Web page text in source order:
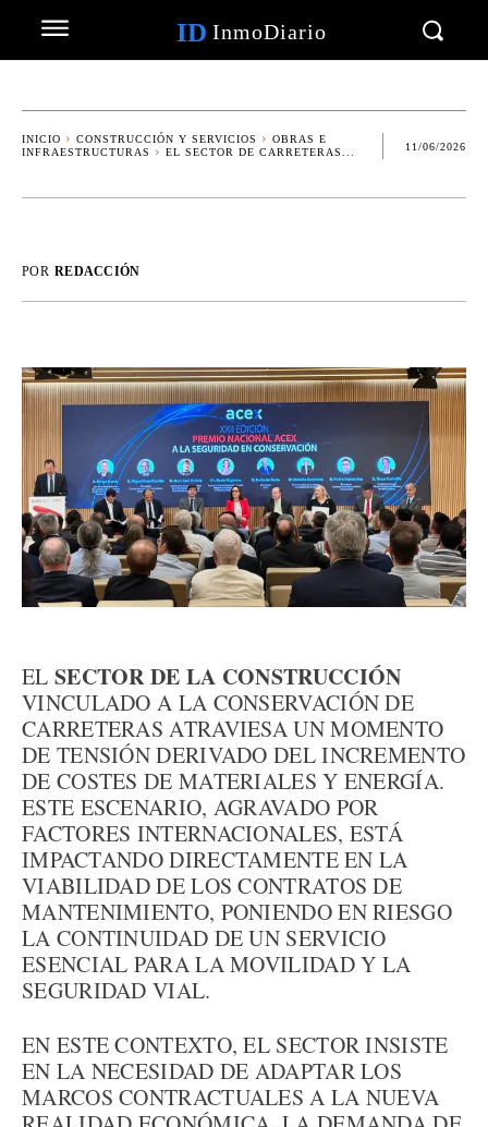
ID InmoDiario
INICIO CONSTRUCCIÓN Y SERVICIOS
OBRAS E
INFRAESTRUCTURAS
EL SECTOR DE CARRETERAS...
11/06/2026
POR REDACCIÓN
EL SECTOR DE LA CONSTRUCCIÓN
VINCULADO A LA CONSERVACIÓN DE
CARRETERAS ATRAVIESA UN MOMENTO
DE TENSIÓN DERIVADO DEL INCREMENTO
DE COSTES DE MATERIALES Y ENERGÍA.
ESTE ESCENARIO, AGRAVADO POR
FACTORES INTERNACIONALES, ESTÁ
IMPACTANDO DIRECTAMENTE EN LA
VIABILIDAD DE LOS CONTRATOS DE
MANTENIMIENTO, PONIENDO EN RIESGO
LA CONTINUIDAD DE UN SERVICIO
ESENCIAL PARA LA MOVILIDAD Y LA
SEGURIDAD VIAL.
EN ESTE CONTEXTO, EL SECTOR INSISTE
EN LA NECESIDAD DE ADAPTAR LOS
MARCOS CONTRACTUALES A LA NUEVA